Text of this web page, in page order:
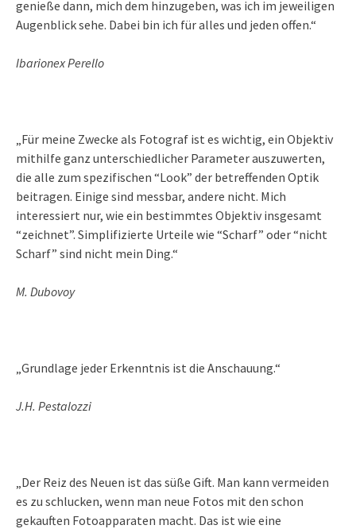
genieße dann, mich dem hinzugeben, was ich im jeweiligen
Augenblick sehe. Dabei bin ich für alles und jeden offen.“
Ibarionex Perello
„Für meine Zwecke als Fotograf ist es wichtig, ein Objektiv
mithilfe ganz unterschiedlicher Parameter auszuwerten,
die alle zum spezifischen “Look” der betreffenden Optik
beitragen. Einige sind messbar, andere nicht. Mich
interessiert nur, wie ein bestimmtes Objektiv insgesamt
“zeichnet”. Simplifizierte Urteile wie “Scharf” oder “nicht
Scharf” sind nicht mein Ding.“
M. Dubovoy
„Grundlage jeder Erkenntnis ist die Anschauung.“
J.H. Pestalozzi
„Der Reiz des Neuen ist das süße Gift. Man kann vermeiden
es zu schlucken, wenn man neue Fotos mit den schon
gekauften Fotoapparaten macht. Das ist wie eine